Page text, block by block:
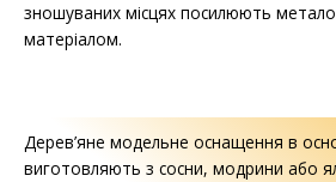
зношуваних місцях посилюють
матеріалом.
Дерев’яне модельне оснащення в
виготовляють з сосни, модрини або